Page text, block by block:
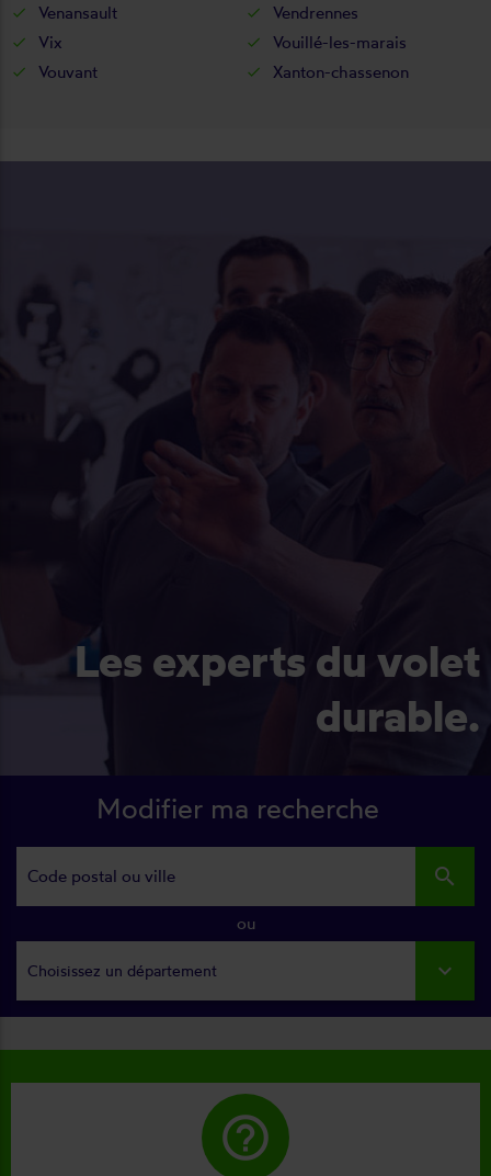
Venansault
Vendrennes
Vix
Vouillé-les-marais
Vouvant
Xanton-chassenon
Les experts du volet
durable.
Modifier ma recherche
search
ou
Choisissez un département
help_outline